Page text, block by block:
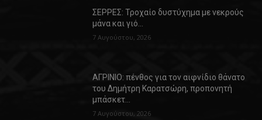
ΣΕΡΡΕΣ: Τροχαίο δυστύχημα με νεκρούς
μάνα και γιό…
7 Αυγούστου, 2026
ΑΓΡΙΝΙΟ: πένθος για τον αιφνίδιο θάνατο
του Δημήτρη Καρατσώρη, προπονητή
μπάσκετ…
7 Αυγούστου, 2026